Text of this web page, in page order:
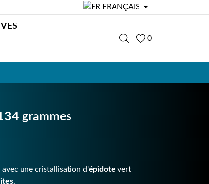
FRANÇAIS 
0
grammes
avec une cristallisation d'épidote vert
.